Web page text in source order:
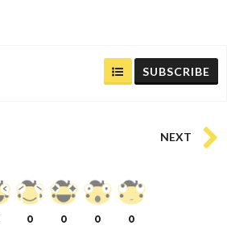
SUBSCRIBE
NEXT
0 0 0 0